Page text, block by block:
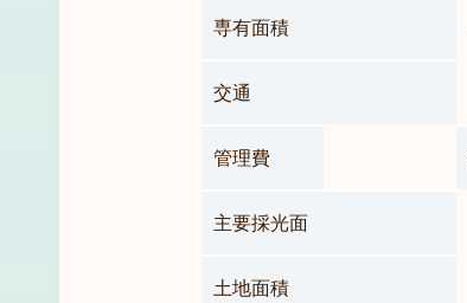
専有面積
交通
管理費
主要採光面
土地面積